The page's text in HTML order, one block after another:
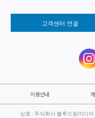
고객센터 연결
이용안내
상호 : 주식회사 블루드림미디